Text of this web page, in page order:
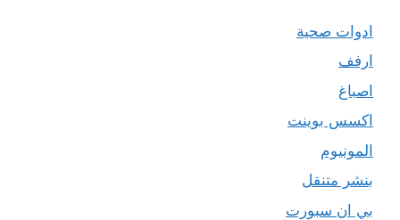
ادوات صحية
ارفف
اصباغ
اكسس بوينت
المونيوم
بنشر متنقل
بي ان سبورت